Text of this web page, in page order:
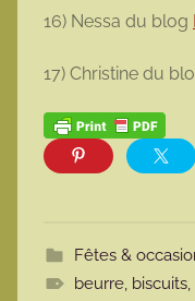
16) Nessa du blog
17) Christine du
Fêtes &
beurre, biscuits,